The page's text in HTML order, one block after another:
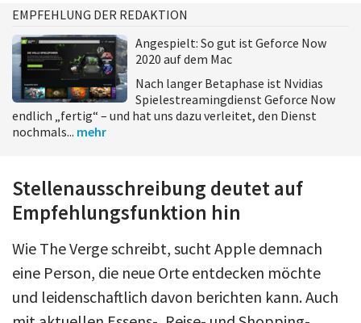
EMPFEHLUNG DER REDAKTION
Angespielt: So gut ist Geforce Now
2020 auf dem Mac
Nach langer Betaphase ist Nvidias
Spielestreamingdienst Geforce Now
endlich „fertig“ – und hat uns dazu verleitet, den Dienst
nochmals... mehr
Stellenausschreibung deutet auf
Empfehlungsfunktion hin
Wie The Verge schreibt, sucht Apple demnach
eine Person, die neue Orte entdecken möchte
und leidenschaftlich davon berichten kann. Auch